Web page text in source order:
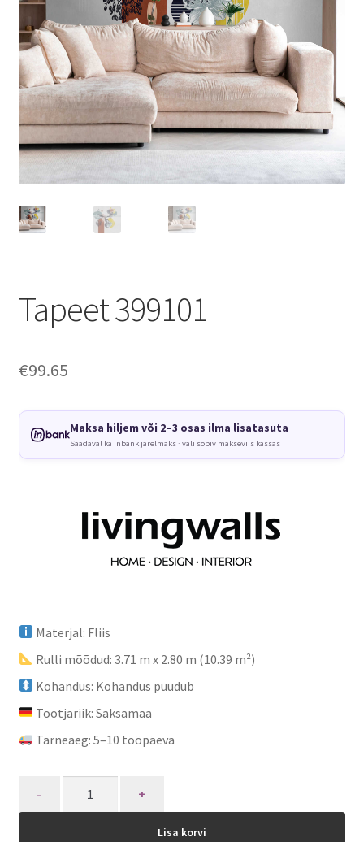
Tapeet 399101
€99.65
Maksa hiljem või 2–3 osas ilma lisatasuta
Saadaval ka Inbank järelmaks · vali sobiv makseviis kassas
Materjal: Fliis
Rulli mõõdud: 3.71 m x 2.80 m (10.39 m²)
Kohandus: Kohandus puudub
Tootjariik: Saksamaa
Tarneaeg: 5–10 tööpäeva
Lisa korvi